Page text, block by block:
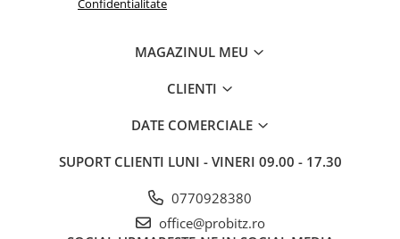
Calculatoare REFURBISHED
Calculatoare WORKSTATION
Componente PC NOI
Confidentialitate
MAGAZINUL MEU
CLIENTI
DATE COMERCIALE
SUPORT CLIENTI LUNI - VINERI 09.00 - 17.30
0770928380
office@probitz.ro